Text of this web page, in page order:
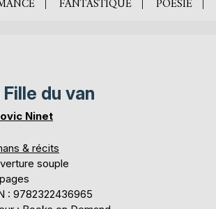
FANTASTIQUE POÉSIE
Fille du van
Ninet
& récits
souple
: 9782322436965